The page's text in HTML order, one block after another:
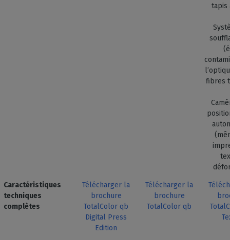
tapis
fibres
Caractéristiques
techniques
complètes
Télécharger la
brochure
TotalColor qb
Digital Press
Edition
Télécharger la
brochure
TotalColor qb